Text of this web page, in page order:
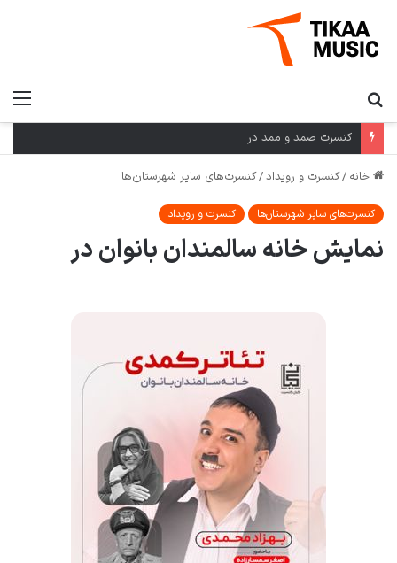
کنسرت صمد و ممد در
خانه /کنسرت و رویداد/کنسرت‌های سایر شهرستان‌ها
کنسرت‌های سایر شهرستان‌ها کنسرت و رویداد
نمایش خانه سالمندان بانوان در